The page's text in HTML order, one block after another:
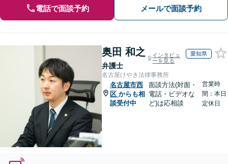
電話で面談予約 メールで面談予約
奥田 和之
弁護士
インタビュ
ーを見る
愛知県
名古屋けやき法律事務所
名古屋市西
区 からも相
談受付中
面談方法(対面・
電話・ビデオな
ど)は応相談
営業時
間：本日
定休日